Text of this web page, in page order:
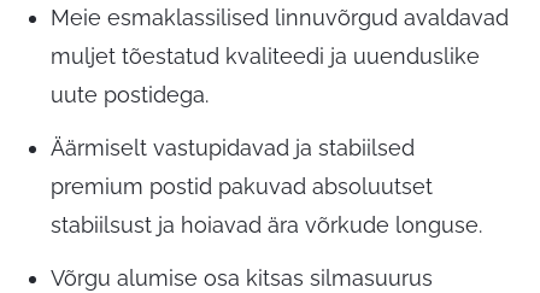
Meie esmaklassilised linnuvõrgud avaldavad
muljet tõestatud kvaliteedi ja uuenduslike
uute postidega.
Äärmiselt vastupidavad ja stabiilsed
premium postid pakuvad absoluutset
stabiilsust ja hoiavad ära võrkude longuse.
Võrgu alumise osa kitsas silmasuurus